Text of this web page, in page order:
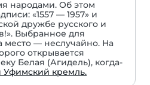
народами. Об этом
«1557 — 1957» и
дружбе русского и
Выбранное для
место — неслучайно. На
открывается
Белая (Агидель), когда-
Уфимский кремль.